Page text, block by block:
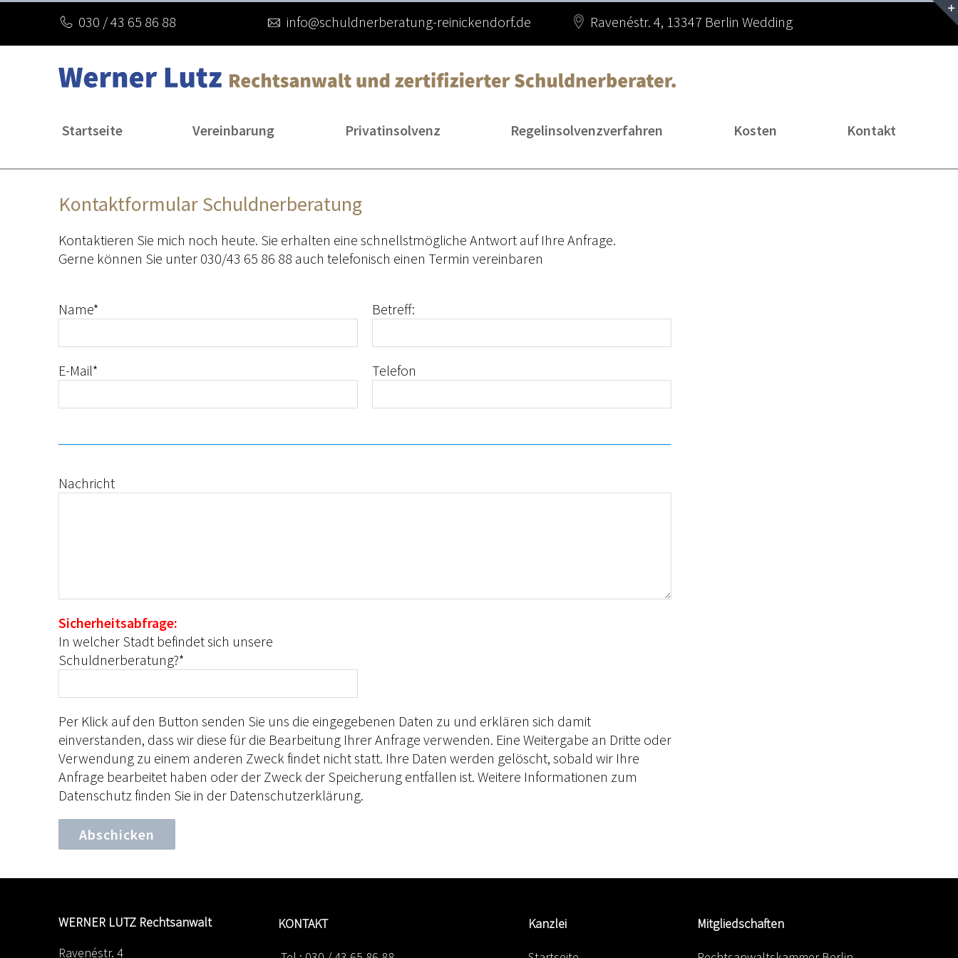
Zum
springen
030 / 43 65 86 88 info@schuldnerberatung-reinickendorf.de Ravenéstr. 4, 13347 Berlin Wedding
Startseite Vereinbarung Privatinsolvenz Regelinsolvenzverfahren Kosten Kontakt
Kontaktformular Schuldnerberatung
Kontaktieren Sie mich noch heute. Sie erhalten eine schnellstmögliche Antwort auf Ihre Anfrage.
Gerne können Sie unter 030/43 65 86 88 auch telefonisch einen Termin vereinbaren
Name* Betreff:
E-Mail* Telefon
Nachricht
Sicherheitsabfrage:
In welcher Stadt befindet sich unsere
Schuldnerberatung?*
Per Klick auf den Button senden Sie uns die eingegebenen Daten zu und erklären sich damit
einverstanden, dass wir diese für die Bearbeitung Ihrer Anfrage verwenden. Eine Weitergabe an Dritte oder
Verwendung zu einem anderen Zweck findet nicht statt. Ihre Daten werden gelöscht, sobald wir Ihre
Anfrage bearbeitet haben oder der Zweck der Speicherung entfallen ist. Weitere Informationen zum
Datenschutz finden Sie in der Datenschutzerklärung.
WERNER LUTZ Rechtsanwalt
Ravenéstr. 4
KONTAKT Kanzlei Mitgliedschaften